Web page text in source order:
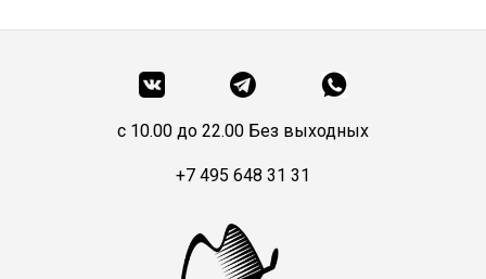
c 10.00 до 22.00 Без выходных
+7 495 648 31 31